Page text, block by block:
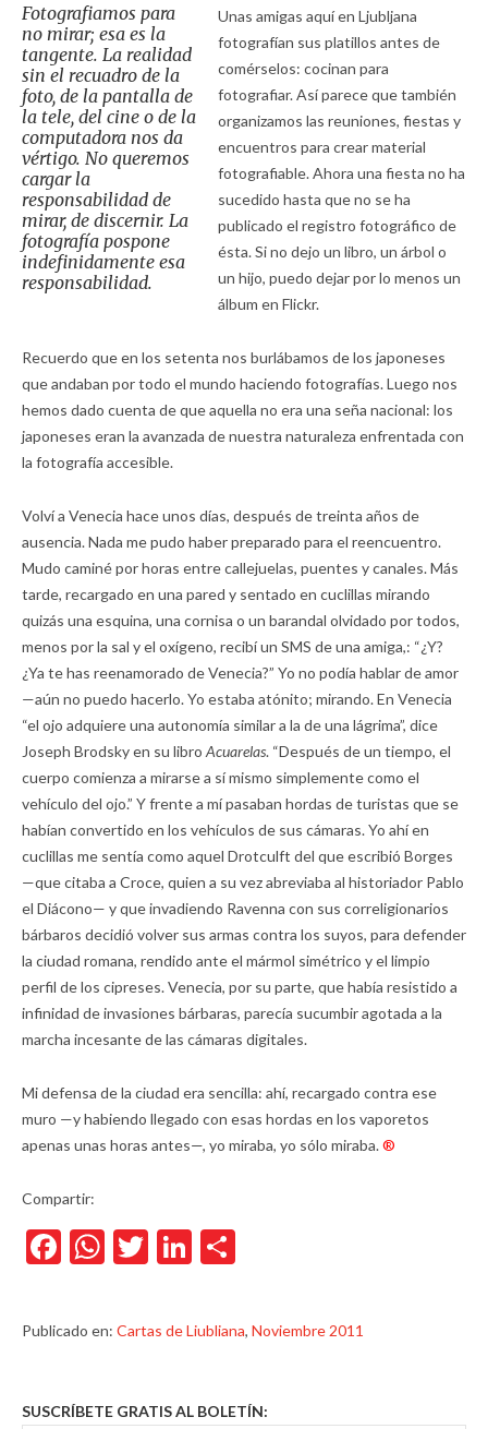
Fotografiamos para
no mirar; esa es la
tangente. La realidad
sin el recuadro de la
foto, de la pantalla de
la tele, del cine o de la
computadora nos da
vértigo. No queremos
cargar la
responsabilidad de
mirar, de discernir. La
fotografía pospone
indefinidamente esa
responsabilidad.
Unas amigas aquí en Ljubljana
fotografían sus platillos antes de
comérselos: cocinan para
fotografiar. Así parece que también
organizamos las reuniones, fiestas y
encuentros para crear material
fotografiable. Ahora una fiesta no ha
sucedido hasta que no se ha
publicado el registro fotográfico de
ésta. Si no dejo un libro, un árbol o
un hijo, puedo dejar por lo menos un
álbum en Flickr.
Recuerdo que en los setenta nos burlábamos de los japoneses
que andaban por todo el mundo haciendo fotografías. Luego nos
hemos dado cuenta de que aquella no era una seña nacional: los
japoneses eran la avanzada de nuestra naturaleza enfrentada con
la fotografía accesible.
Volví a Venecia hace unos días, después de treinta años de
ausencia. Nada me pudo haber preparado para el reencuentro.
Mudo caminé por horas entre callejuelas, puentes y canales. Más
tarde, recargado en una pared y sentado en cuclillas mirando
quizás una esquina, una cornisa o un barandal olvidado por todos,
menos por la sal y el oxígeno, recibí un SMS de una amiga,: “¿Y?
¿Ya te has reenamorado de Venecia?” Yo no podía hablar de amor
—aún no puedo hacerlo. Yo estaba atónito; mirando. En Venecia
“el ojo adquiere una autonomía similar a la de una lágrima”, dice
Joseph Brodsky en su libro Acuarelas. “Después de un tiempo, el
cuerpo comienza a mirarse a sí mismo simplemente como el
vehículo del ojo.” Y frente a mí pasaban hordas de turistas que se
habían convertido en los vehículos de sus cámaras. Yo ahí en
cuclillas me sentía como aquel Drotculft del que escribió Borges
—que citaba a Croce, quien a su vez abreviaba al historiador Pablo
el Diácono— y que invadiendo Ravenna con sus correligionarios
bárbaros decidió volver sus armas contra los suyos, para defender
la ciudad romana, rendido ante el mármol simétrico y el limpio
perfil de los cipreses. Venecia, por su parte, que había resistido a
infinidad de invasiones bárbaras, parecía sucumbir agotada a la
marcha incesante de las cámaras digitales.
Mi defensa de la ciudad era sencilla: ahí, recargado contra ese
muro —y habiendo llegado con esas hordas en los vaporetos
apenas unas horas antes—, yo miraba, yo sólo miraba.®
Compartir:
Facebook
WhatsApp
TwitterLinkedIn
Publicado en: Cartas de Liubliana, Noviembre 2011
SUSCRÍBETE GRATIS AL BOLETÍN: